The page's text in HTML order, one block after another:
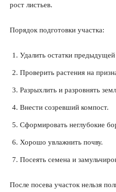
рост листьев.
Порядок подготовки участка:
Удалить остатки предыдущей
Проверить растения на
Разрыхлить и разровнять
Внести созревший компост.
Сформировать неглубокие
Хорошо увлажнить почву.
Посеять семена и
После посева участок нельзя